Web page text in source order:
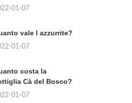
01-07
vale l azzurrite?
01-07
costa la
Cà del Bosco?
01-07